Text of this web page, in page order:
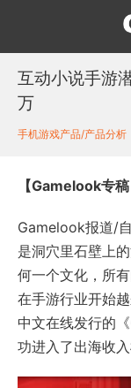
互动小说手游
万
手机游戏产品/产品分析
【Gamelook专
Gamelook报道/
是洞穴里石壁上
何一个文化，所
在手游行业开始
中文在线发行的
功进入了出海收